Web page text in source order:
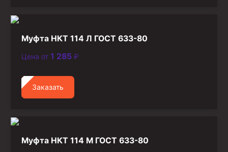
Муфта НКТ 114 Л ГОСТ 633-80
Цена от 1 285 ₽
Заказать
Муфта НКТ 114 М ГОСТ 633-80